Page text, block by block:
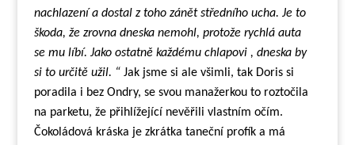
nachlazení a dostal z toho zánět středního ucha. Je to
škoda, že zrovna dneska nemohl, protože rychlá auta
se mu líbí. Jako ostatně každému chlapovi , dneska by
si to určitě užil. “ Jak jsme si ale všimli, tak Doris si
poradila i bez Ondry, se svou manažerkou to roztočila
na parketu, že přihlížející nevěřili vlastním očím.
Čokoládová kráska je zkrátka taneční profík a má